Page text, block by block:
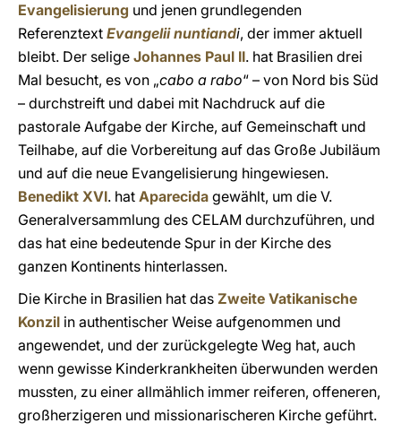
Evangelisierung und jenen grundlegenden
Referenztext Evangelii nuntiandi, der immer aktuell
bleibt. Der selige Johannes Paul II. hat Brasilien drei
Mal besucht, es von „cabo a rabo“ – von Nord bis Süd
– durchstreift und dabei mit Nachdruck auf die
pastorale Aufgabe der Kirche, auf Gemeinschaft und
Teilhabe, auf die Vorbereitung auf das Große Jubiläum
und auf die neue Evangelisierung hingewiesen.
Benedikt XVI. hat Aparecida gewählt, um die V.
Generalversammlung des CELAM durchzuführen, und
das hat eine bedeutende Spur in der Kirche des
ganzen Kontinents hinterlassen.
Die Kirche in Brasilien hat das Zweite Vatikanische
Konzil in authentischer Weise aufgenommen und
angewendet, und der zurückgelegte Weg hat, auch
wenn gewisse Kinderkrankheiten überwunden werden
mussten, zu einer allmählich immer reiferen, offeneren,
großherzigeren und missionarischeren Kirche geführt.